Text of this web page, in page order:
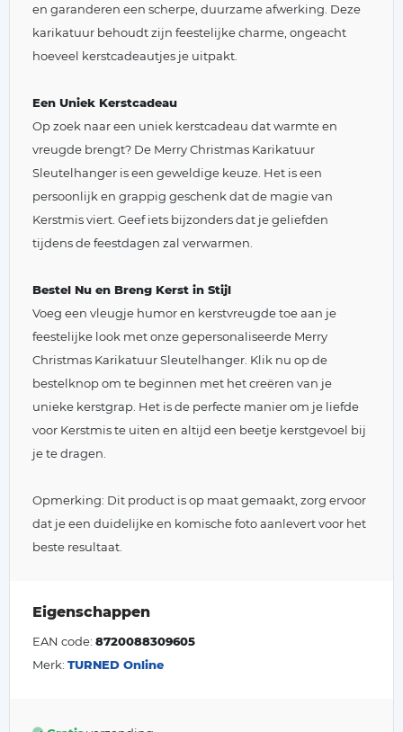
en garanderen een scherpe, duurzame afwerking. Deze
karikatuur behoudt zijn feestelijke charme, ongeacht
hoeveel kerstcadeautjes je uitpakt.
Een Uniek Kerstcadeau
Op zoek naar een uniek kerstcadeau dat warmte en
vreugde brengt? De Merry Christmas Karikatuur
Sleutelhanger is een geweldige keuze. Het is een
persoonlijk en grappig geschenk dat de magie van
Kerstmis viert. Geef iets bijzonders dat je geliefden
tijdens de feestdagen zal verwarmen.
Bestel Nu en Breng Kerst in Stijl
Voeg een vleugje humor en kerstvreugde toe aan je
feestelijke look met onze gepersonaliseerde Merry
Christmas Karikatuur Sleutelhanger. Klik nu op de
bestelknop om te beginnen met het creëren van je
unieke kerstgrap. Het is de perfecte manier om je liefde
voor Kerstmis te uiten en altijd een beetje kerstgevoel bij
je te dragen.
Opmerking: Dit product is op maat gemaakt, zorg ervoor
dat je een duidelijke en komische foto aanlevert voor het
beste resultaat.
Eigenschappen
EAN code: 8720088309605
Merk: TURNED Online